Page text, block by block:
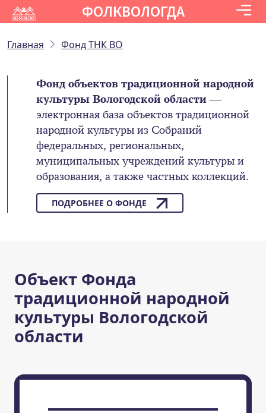
ФОЛКВОЛОГДА
Главная Фонд ТНК ВО
Фонд объектов традиционной народной
культуры Вологодской области—
электронная база объектов традиционной
народной культуры из Собраний
федеральных, региональных,
муниципальных учреждений культуры и
образования, а также частных коллекций.
ПОДРОБНЕЕ О ФОНДЕ
Объект Фонда
традиционной народной
культуры Вологодской
области